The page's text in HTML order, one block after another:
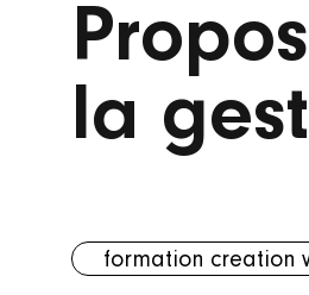
la
formation creation